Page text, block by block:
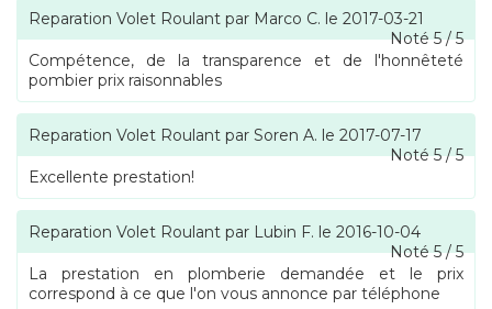
Reparation Volet Roulant par Marco C. le 2017-03-21
Noté5/5
Compétence, de la transparence et de l'honnêteté
pombier prix raisonnables
Reparation Volet Roulant par Soren A. le 2017-07-17
Noté5/5
Excellente prestation!
Reparation Volet Roulant par Lubin F. le 2016-10-04
Noté5/5
La prestation en plomberie demandée et le prix
correspond à ce que l'on vous annonce par téléphone